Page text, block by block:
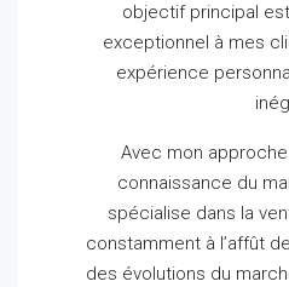
objectif principal
exceptionnel à mes
expérience
Avec mon
connaissance du
spécialise dans la
constamment à l’affût
des évolutions du